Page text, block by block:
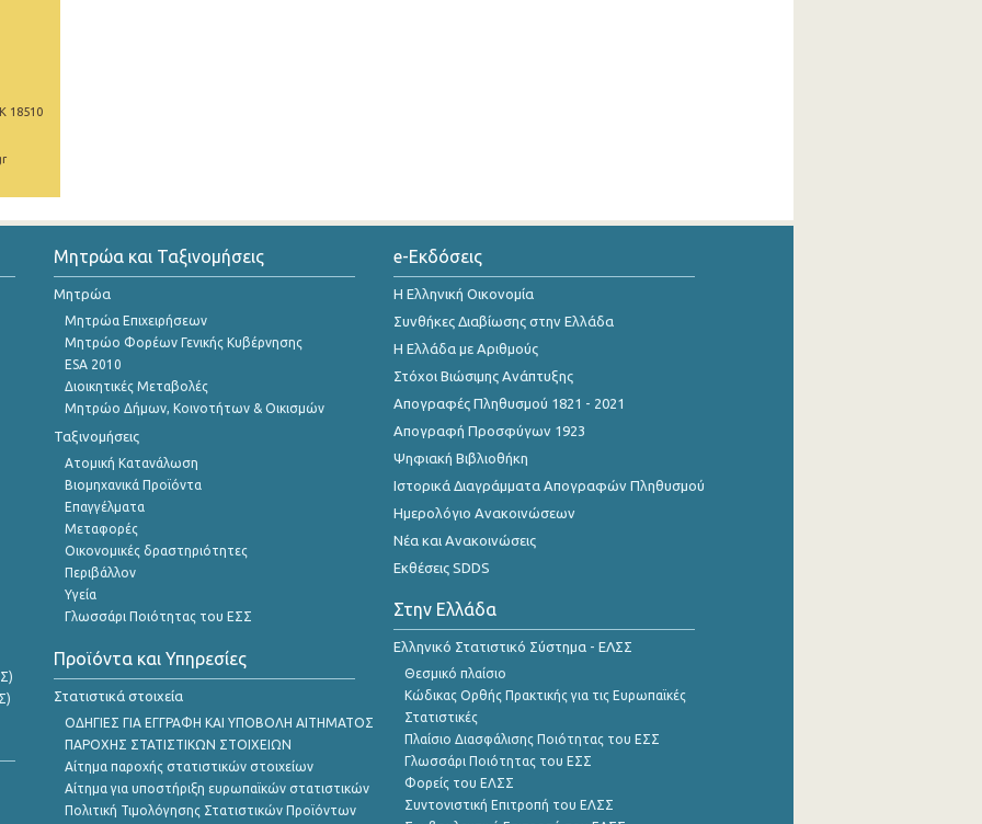
18510
Μητρώα και Ταξινομήσεις
Μητρώα
Μητρώα Επιχειρήσεων
Μητρώο Φορέων Γενικής Κυβέρνησης
ESA 2010
Διοικητικές Μεταβολές
Μητρώο Δήμων, Κοινοτήτων & Οικισμών
Ταξινομήσεις
Ατομική Κατανάλωση
Βιομηχανικά Προϊόντα
Επαγγέλματα
Μεταφορές
Οικονομικές δραστηριότητες
Περιβάλλον
Υγεία
Γλωσσάρι Ποιότητας του ΕΣΣ
Προϊόντα και Υπηρεσίες
Στατιστικά στοιχεία
ΟΔΗΓΙΕΣ ΓΙΑ ΕΓΓΡΑΦΗ ΚΑΙ ΥΠΟΒΟΛΗ ΑΙΤΗΜΑΤΟΣ
ΠΑΡΟΧΗΣ ΣΤΑΤΙΣΤΙΚΩΝ ΣΤΟΙΧΕΙΩΝ
Αίτημα παροχής στατιστικών στοιχείων
Αίτημα για υποστήριξη ευρωπαϊκών στατιστικών
Πολιτική Τιμολόγησης Στατιστικών Προϊόντων
e-Εκδόσεις
Η Ελληνική Οικονομία
Συνθήκες Διαβίωσης στην Ελλάδα
Η Ελλάδα με Αριθμούς
Στόχοι Βιώσιμης Ανάπτυξης
Απογραφές Πληθυσμού 1821 - 2021
Απογραφή Προσφύγων 1923
Ψηφιακή Βιβλιοθήκη
Ιστορικά Διαγράμματα Απογραφών Πληθυσμού
Ημερολόγιο Ανακοινώσεων
Νέα και Ανακοινώσεις
Εκθέσεις SDDS
Στην Ελλάδα
Ελληνικό Στατιστικό Σύστημα - ΕΛΣΣ
Θεσμικό πλαίσιο
Κώδικας Ορθής Πρακτικής για τις Ευρωπαϊκές
Στατιστικές
Πλαίσιο Διασφάλισης Ποιότητας του ΕΣΣ
Γλωσσάρι Ποιότητας του ΕΣΣ
Φορείς του ΕΛΣΣ
Συντονιστική Επιτροπή του ΕΛΣΣ